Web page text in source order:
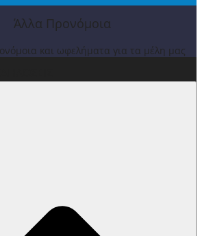
Άλλα Προνόμοια
και ωφελήματα για τα μέλη μας